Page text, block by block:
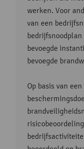
werken. Voor
van een
bevoegde
bevoegde
Op basis van een